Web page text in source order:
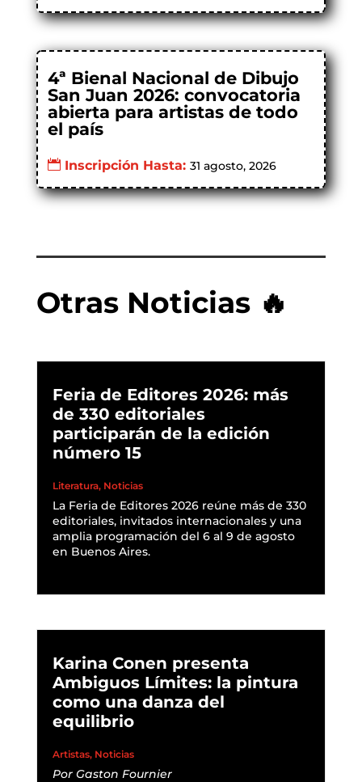
4ª Bienal Nacional de Dibujo
San Juan 2026: convocatoria
abierta para artistas de todo
el país
Inscripción Hasta: 31 agosto, 2026
Otras Noticias 🔥
Feria de Editores 2026: más
de 330 editoriales
participarán de la edición
número 15
Literatura, Noticias
La Feria de Editores 2026 reúne más de 330
editoriales, invitados internacionales y una
amplia programación del 6 al 9 de agosto
en Buenos Aires.
Karina Conen presenta
Ambiguos Límites: la pintura
como una danza del
equilibrio
Artistas, Noticias
Por Gaston Fournier